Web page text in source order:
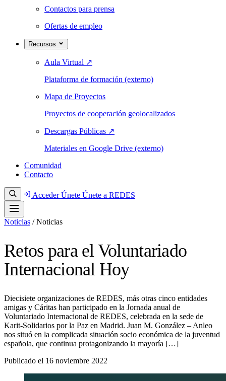
Contactos para prensa
Ofertas de empleo
Recursos
Aula Virtual ↗
Plataforma de formación (externo)
Mapa de Proyectos
Proyectos de cooperación geolocalizados
Descargas Públicas ↗
Materiales en Google Drive (externo)
Comunidad
Contacto
AccederÚnete Únete a REDES
Noticias / Noticias
Retos para el Voluntariado
Internacional Hoy
Diecisiete organizaciones de REDES, más otras cinco entidades
amigas y Cáritas han participado en la Jornada anual de
Voluntariado Internacional de REDES, celebrada en la sede de
Karit-Solidarios por la Paz en Madrid. Juan M. González – Anleo
nos situó en la complicada situación socio económica de la juventud
española, que continua protagonizando la mayoría […]
Publicado el 16 noviembre 2022